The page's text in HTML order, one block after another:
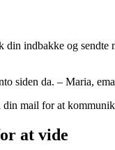
indbakke og
siden da. – Maria,
mail for at
at vide